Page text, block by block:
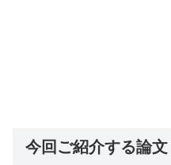
今回ご紹介する論文